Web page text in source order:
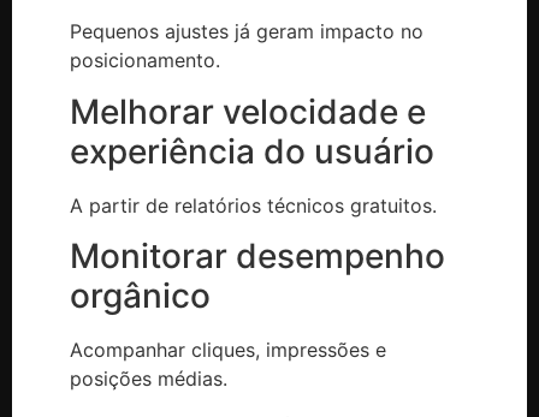
Pequenos ajustes já geram impacto no
posicionamento.
Melhorar velocidade e
experiência do usuário
A partir de relatórios técnicos gratuitos.
Monitorar desempenho
orgânico
Acompanhar cliques, impressões e
posições médias.